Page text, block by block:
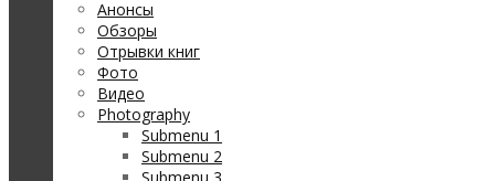
Анонсы
Обзоры
Отрывки книг
Фото
Видео
Photography
Submenu 1
Submenu 2